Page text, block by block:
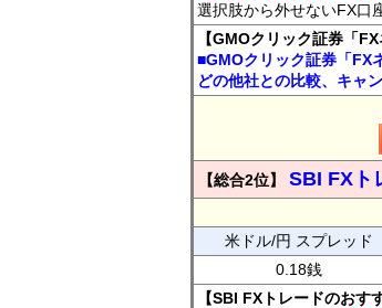
選択肢から外せないFX口
【GMOクリック証券「
■GMOクリック証券「FX
どの他社との比較、キャ
【総合2位】 SBI FXト
米ドル/円 スプレッド
0.18銭
【SBI FXトレードのおす